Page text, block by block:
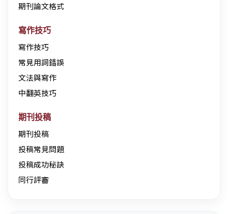
期刊論文格式
寫作技巧
寫作技巧
常見用詞錯誤
文法與寫作
中翻英技巧
期刊投稿
期刊投稿
投稿常見問題
投稿成功秘訣
同行評審